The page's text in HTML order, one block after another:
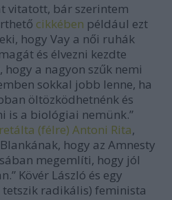
vitatott, bár szerintem
cikkében például ezt
hogy Vay a női ruhák
és élvezni kezdte
a nagyon szűk nemi
sokkal jobb lenne, ha
öltözködhetnénk és
is a biológiai nemünk.”
(félre) Antoni Rita,
hogy az Amnesty
megemlíti, hogy jól
Kövér László és egy
tetszik radikális) feminista